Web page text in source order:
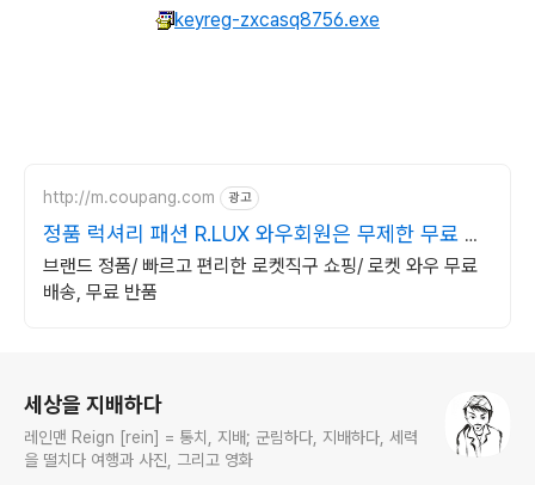
keyreg-zxcasq8756.exe
http://m.coupang.com 광고
정품 럭셔리 패션 R.LUX 와우회원은 무제한 무료 배
송
브랜드 정품/ 빠르고 편리한 로켓직구 쇼핑/ 로켓 와우 무료
배송, 무료 반품
세상을 지배하다
레인맨 Reign [rein] = 통치, 지배; 군림하다, 지배하다, 세력
을 떨치다 여행과 사진, 그리고 영화